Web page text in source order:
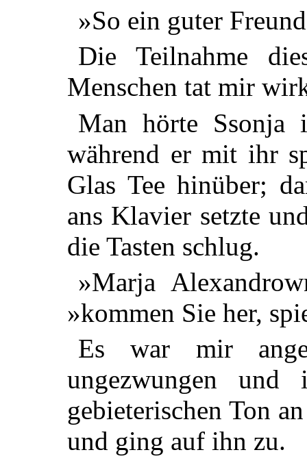
»So ein guter
Die Teilnahme
Menschen tat mir
Man hörte Ssonja
während er mit ihr
Glas Tee hinüber;
ans Klavier setzte
die Tasten schlug.
»Marja
»kommen Sie her,
Es war mir
ungezwungen und
gebieterischen Ton
und ging auf ihn zu.